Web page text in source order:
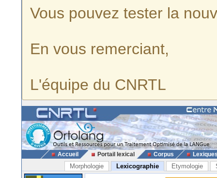
Vous pouvez tester la
En vous remerciant,
L'équipe du CNRTL
Accueil Portail lexical Corpus
Morphologie Lexicographie Etymologie